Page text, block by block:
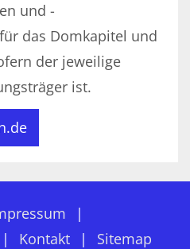
und -
das Domkapitel und
der jeweilige
ist.
Kontakt Sitemap